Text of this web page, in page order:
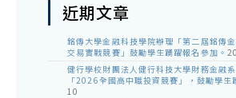
近期文章
銘傳大學金融科技學院辦理「第二屆銘傳
交易實戰競賽」鼓勵學生踴躍報名參加。
健行學校財團法人健行科技大學財務金融
「2026全國高中職投資競賽」，鼓勵學生
10